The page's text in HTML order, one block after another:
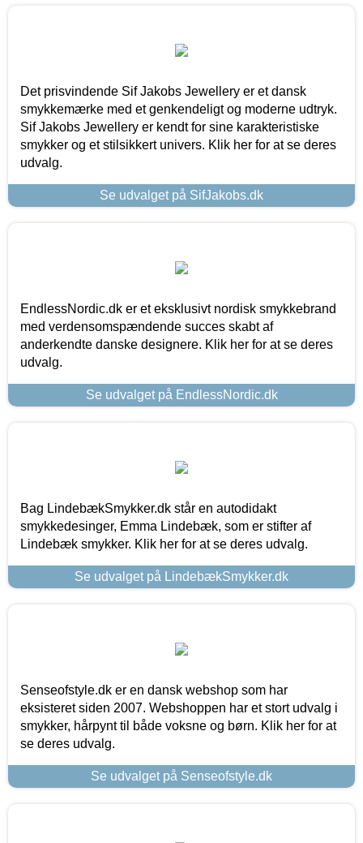
Det prisvindende Sif Jakobs Jewellery er et dansk
smykkemærke med et genkendeligt og moderne udtryk.
Sif Jakobs Jewellery er kendt for sine karakteristiske
smykker og et stilsikkert univers. Klik her for at se deres
udvalg.
Se udvalget på SifJakobs.dk
EndlessNordic.dk er et eksklusivt nordisk smykkebrand
med verdensomspændende succes skabt af
anderkendte danske designere. Klik her for at se deres
udvalg.
Se udvalget på EndlessNordic.dk
Bag LindebækSmykker.dk står en autodidakt
smykkedesinger, Emma Lindebæk, som er stifter af
Lindebæk smykker. Klik her for at se deres udvalg.
Se udvalget på LindebækSmykker.dk
Senseofstyle.dk er en dansk webshop som har
eksisteret siden 2007. Webshoppen har et stort udvalg i
smykker, hårpynt til både voksne og børn. Klik her for at
se deres udvalg.
Se udvalget på Senseofstyle.dk